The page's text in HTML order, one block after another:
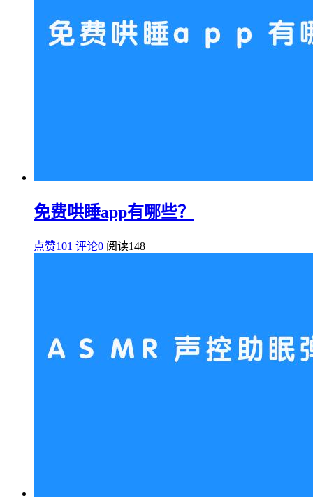
免费哄睡app有哪些？
点赞101 评论0 阅读148